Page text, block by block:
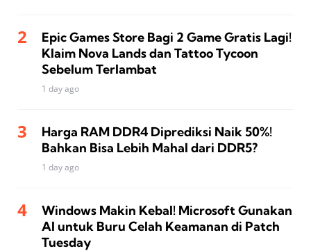
Epic Games Store Bagi 2 Game Gratis Lagi!
Klaim Nova Lands dan Tattoo Tycoon
Sebelum Terlambat
1 day ago
Harga RAM DDR4 Diprediksi Naik 50%!
Bahkan Bisa Lebih Mahal dari DDR5?
1 day ago
Windows Makin Kebal! Microsoft Gunakan
AI untuk Buru Celah Keamanan di Patch
Tuesday